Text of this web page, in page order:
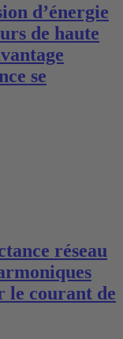
d’énergie
de haute
se
réseau
le courant de